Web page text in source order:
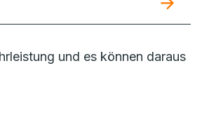
und es können daraus